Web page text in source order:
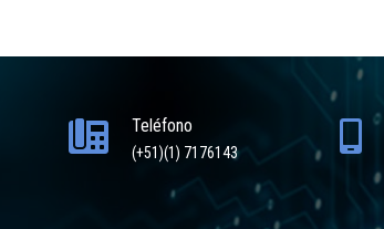
Teléfono
(+51)(1) 7176143